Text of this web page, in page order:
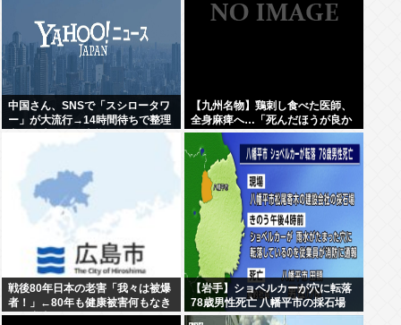
中国さん、SNSで「スシロータワ
ー」が大流行→14時間待ちで整理
【九州名物】鶏刺し食べた医師、
全身麻痺へ…「死んだほうが良か
った」
戦後80年日本の老害「我々は被爆
者！」←80年も健康被害何もなき
ゃ健常者やろ
【岩手】ショベルカーが穴に転落
78歳男性死亡 八幡平市の採石場